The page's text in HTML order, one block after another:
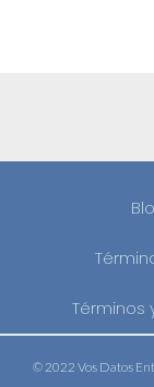
Términos
© 2022 Vos Datos